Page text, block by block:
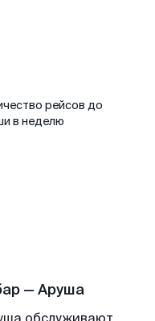
рейсов до
в неделю
— Аруша